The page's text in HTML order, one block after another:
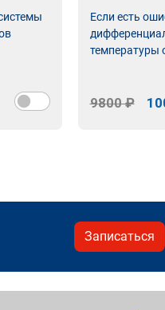
Если есть
температуры
9800 ₽
Записаться